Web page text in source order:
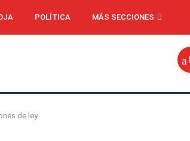
POLÍTICA MÁS SECCIONES
de ley